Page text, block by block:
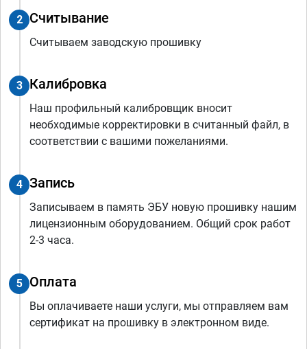
2 Считывание
Считываем заводскую прошивку
3 Калибровка
Наш профильный калибровщик вносит
необходимые корректировки в считанный файл, в
соответствии с вашими пожеланиями.
4 Запись
Записываем в память ЭБУ новую прошивку нашим
лицензионным оборудованием. Общий срок работ
2-3 часа.
5 Оплата
Вы оплачиваете наши услуги, мы отправляем вам
сертификат на прошивку в электронном виде.